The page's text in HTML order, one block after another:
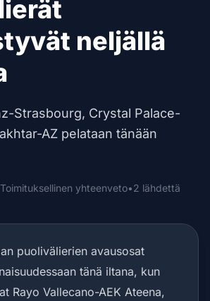
neljällä
Strasbourg, Crystal Palace-
AZ pelataan tänään
Toimituksellinen yhteenveto•2 lähdettä
puolivälierien avausosat
tänä iltana, kun
Rayo Vallecano-AEK Ateena,